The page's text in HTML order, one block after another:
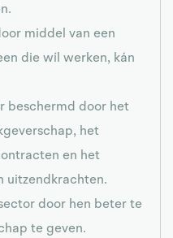
middel van een
die wíl werken, kán
beschermd door het
het
en het
uitzendkrachten.
door hen beter te
te geven.